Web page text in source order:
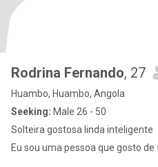
Rodrina Fernando, 27
Huambo, Huambo, Angola
Seeking: Male 26 - 50
Solteira gostosa linda inteligente
Eu sou uma pessoa que gosto